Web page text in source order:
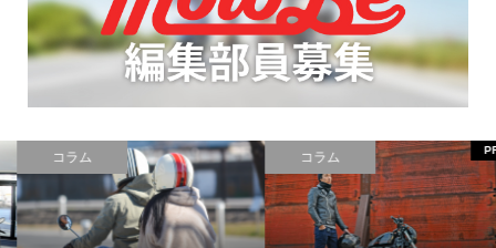
コラム コラム PR